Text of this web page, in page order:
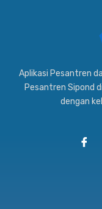
Aplikasi Pesantren
Pesantren Sipond
dengan